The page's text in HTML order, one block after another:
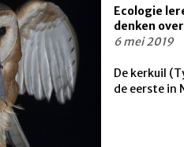
Ecologie
denken
6 mei 2019
De kerkuil
de eerste in